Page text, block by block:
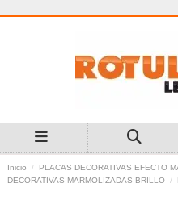
Inicio PLACAS DECORATIVAS EFECTO
DECORATIVAS MARMOLIZADAS BRILLO